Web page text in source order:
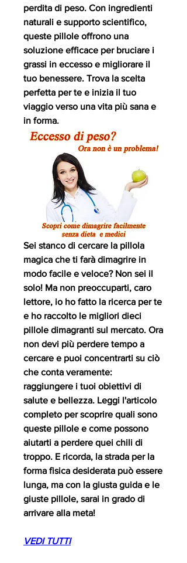
perdita di peso. Con ingredienti
naturali e supporto scientifico,
queste pillole offrono una
soluzione efficace per bruciare i
grassi in eccesso e migliorare il
tuo benessere. Trova la scelta
perfetta per te e inizia il tuo
viaggio verso una vita più sana e
in forma.
Sei stanco di cercare la pillola
magica che ti farà dimagrire in
modo facile e veloce? Non sei il
solo! Ma non preoccuparti, caro
lettore, io ho fatto la ricerca per te
e ho raccolto le migliori dieci
pillole dimagranti sul mercato. Ora
non devi più perdere tempo a
cercare e puoi concentrarti su ciò
che conta veramente:
raggiungere i tuoi obiettivi di
salute e bellezza. Leggi l'articolo
completo per scoprire quali sono
queste pillole e come possono
aiutarti a perdere quei chili di
troppo. E ricorda, la strada per la
forma fisica desiderata può essere
lunga, ma con la giusta guida e le
giuste pillole, sarai in grado di
arrivare alla meta!
VEDI TUTTI